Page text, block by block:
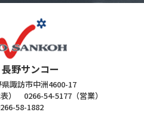
野サンコー
諏訪市中洲4600-17
） 0266-54-5177（営業）
58-1882